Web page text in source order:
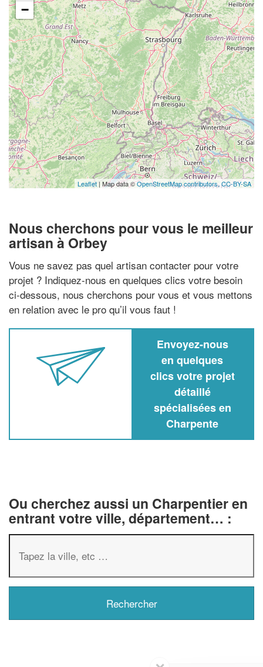
−
Leaflet | Map data ©OpenStreetMap contributors,CC-BY-SA
Nous cherchons pour vous le meilleur
artisan à Orbey
Vous ne savez pas quel artisan contacter pour votre
projet ? Indiquez-nous en quelques clics votre besoin
ci-dessous, nous cherchons pour vous et vous mettons
en relation avec le pro qu’il vous faut !
Envoyez-nous
en quelques
clics votre projet
détaillé
spécialisées en
Charpente
Ou cherchez aussi un Charpentier en
entrant votre ville, département… :